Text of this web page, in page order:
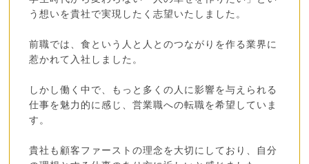
う想いを貴社で実現したく志望いたしました。
前職では、食という人と人とのつながりを作る業界に
惹かれて入社しました。
しかし働く中で、もっと多くの人に影響を与えられる
仕事を魅力的に感じ、営業職への転職を希望していま
す。
貴社も顧客ファーストの理念を大切にしており、自分